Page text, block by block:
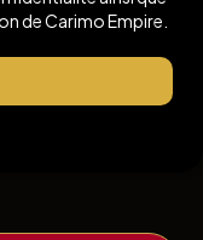
de Carimo Empire.